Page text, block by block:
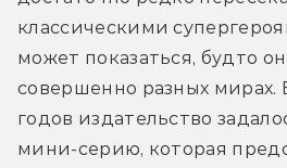
классическими
может показаться, будто
совершенно разных мирах.
годов издательство
мини-серию, которая